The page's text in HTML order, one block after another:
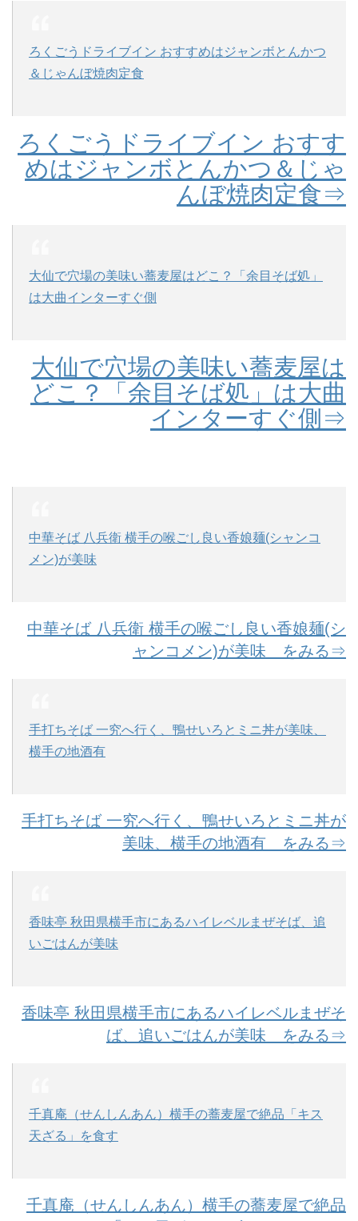
ろくごうドライブイン おすすめはジャンボとんかつ
＆じゃんぼ焼肉定食
ろくごうドライブイン おすす
めはジャンボとんかつ＆じゃ
んぼ焼肉定食⇒
大仙で穴場の美味い蕎麦屋はどこ？「余目そば処」
は大曲インターすぐ側
大仙で穴場の美味い蕎麦屋は
どこ？「余目そば処」は大曲
インターすぐ側⇒
中華そば 八兵衛 横手の喉ごし良い香娘麺(シャンコ
メン)が美味
中華そば 八兵衛 横手の喉ごし良い香娘麺(シ
ャンコメン)が美味 をみる⇒
手打ちそば 一究へ行く、鴨せいろとミニ丼が美味、
横手の地酒有
手打ちそば 一究へ行く、鴨せいろとミニ丼が
美味、横手の地酒有 をみる⇒
香味亭 秋田県横手市にあるハイレベルまぜそば、追
いごはんが美味
香味亭 秋田県横手市にあるハイレベルまぜそ
ば、追いごはんが美味 をみる⇒
千真庵（せんしんあん）横手の蕎麦屋で絶品「キス
天ざる」を食す
千真庵（せんしんあん）横手の蕎麦屋で絶品